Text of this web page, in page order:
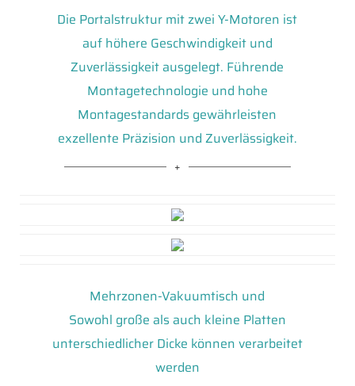
Die Portalstruktur mit zwei Y-Motoren ist
auf höhere Geschwindigkeit und
Zuverlässigkeit ausgelegt. Führende
Montagetechnologie und hohe
Montagestandards gewährleisten
exzellente Präzision und Zuverlässigkeit.
Mehrzonen-Vakuumtisch und
Sowohl große als auch kleine Platten
unterschiedlicher Dicke können verarbeitet
werden